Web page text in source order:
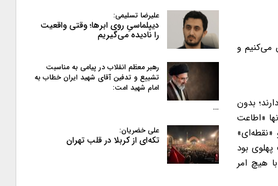
می‌کنیم و
بدون
«اطاعت
بود
هیچ امر
علیرضا تسلیمی:
دیپلماسیِ روی ابرها؛ وقتی واقعیت
را نادیده می‌گیریم
رهبر معظم انقلاب در پیامی به‌ مناسبت
تشییع و تدفین آقای شهید ایران خطاب به
امام شهید امت:
…
علی خضریان:
تکه‌ای از کربلا در قلب تهران